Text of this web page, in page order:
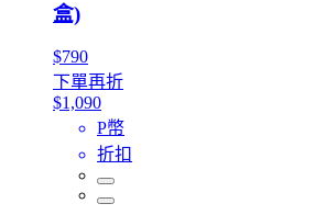
盒)
$790
下單再折
$1,090
P幣
折扣